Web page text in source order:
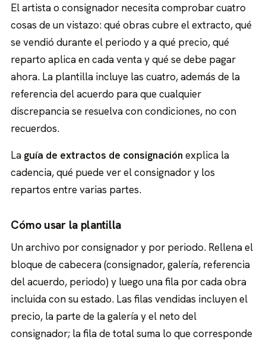
El artista o consignador necesita comprobar cuatro
cosas de un vistazo: qué obras cubre el extracto, qué
se vendió durante el periodo y a qué precio, qué
reparto aplica en cada venta y qué se debe pagar
ahora. La plantilla incluye las cuatro, además de la
referencia del acuerdo para que cualquier
discrepancia se resuelva con condiciones, no con
recuerdos.
La guía de extractos de consignación explica la
cadencia, qué puede ver el consignador y los
repartos entre varias partes.
Cómo usar la plantilla
Un archivo por consignador y por periodo. Rellena el
bloque de cabecera (consignador, galería, referencia
del acuerdo, periodo) y luego una fila por cada obra
incluida con su estado. Las filas vendidas incluyen el
precio, la parte de la galería y el neto del
consignador; la fila de total suma lo que corresponde